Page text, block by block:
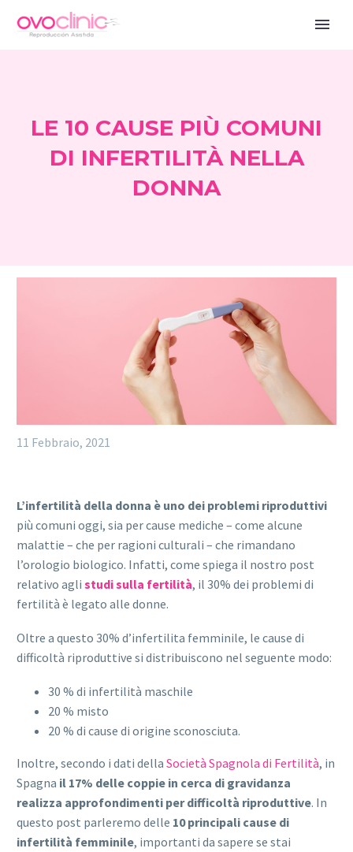
LE 10 CAUSE PIÙ COMUNI
DI INFERTILITÀ NELLA
DONNA
11 Febbraio, 2021
L’infertilità della donna è uno dei problemi riproduttivi
più comuni oggi, sia per cause mediche – come alcune
malattie – che per ragioni culturali – che rimandano
l’orologio biologico. Infatti, come spiega il nostro post
relativo agli studi sulla fertilità, il 30% dei problemi di
fertilità è legato alle donne.
Oltre a questo 30% d’infertilita femminile, le cause di
difficoltà riproduttive si distribuiscono nel seguente modo:
30 % di infertilità maschile
20 % misto
20 % di cause di origine sconosciuta.
Inoltre, secondo i dati della Società Spagnola di Fertilità, in
Spagna il 17% delle coppie in cerca di gravidanza
realizza approfondimenti per difficoltà riproduttive. In
questo post parleremo delle 10 principali cause di
infertilità femminile, importanti da sapere se stai